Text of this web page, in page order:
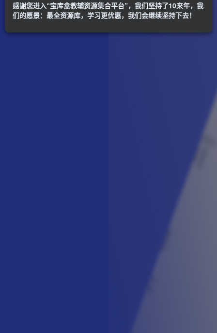
感谢您进入“宝库盒教辅资源集合平台”，我们坚持了10来年，我
们的愿景：最全资源库，学习更优惠，我们会继续坚持下去！